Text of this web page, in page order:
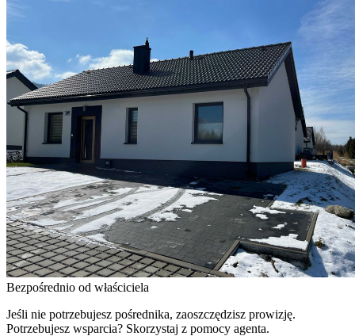
Bezpośrednio od właściciela
Jeśli nie potrzebujesz pośrednika, zaoszczędzisz prowizję.
Potrzebujesz wsparcia? Skorzystaj z pomocy agenta.